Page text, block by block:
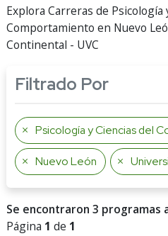
Explora Carreras de Psicología
Comportamiento en Nuevo
Continental - UVC
Filtrado Por
Psicología y Ciencias del
Nuevo León
Se encontraron 3 programas
Página 1 de 1